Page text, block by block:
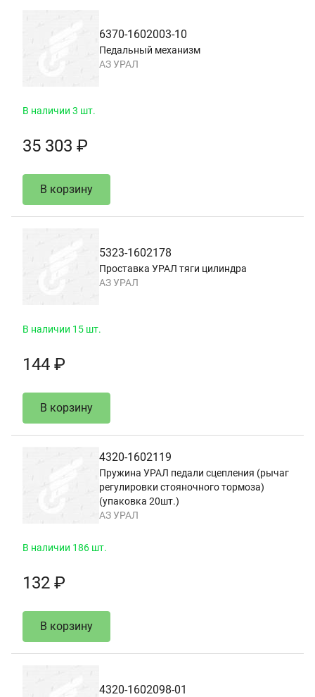
6370-1602003-10
Педальный механизм
АЗ УРАЛ
В наличии 3 шт.
35 303 ₽
В корзину
5323-1602178
Проставка УРАЛ тяги цилиндра
АЗ УРАЛ
В наличии 15 шт.
144 ₽
В корзину
4320-1602119
Пружина УРАЛ педали сцепления (рычаг
регулировки стояночного тормоза)
(упаковка 20шт.)
АЗ УРАЛ
В наличии 186 шт.
132 ₽
В корзину
4320-1602098-01